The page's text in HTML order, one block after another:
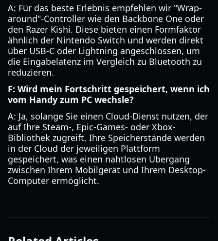
A: Für das beste Erlebnis empfehlen wir "Wrap-
around"-Controller wie den Backbone One oder
den Razer Kishi. Diese bieten einen Formfaktor
ähnlich der Nintendo Switch und werden direkt
über USB-C oder Lightning angeschlossen, um
die Eingabelatenz im Vergleich zu Bluetooth zu
reduzieren.
F: Wird mein Fortschritt gespeichert, wenn ich
vom Handy zum PC wechsle?
A: Ja, solange Sie einen Cloud-Dienst nutzen, der
auf Ihre Steam-, Epic-Games- oder Xbox-
Bibliothek zugreift. Ihre Speicherstände werden
in der Cloud der jeweiligen Plattform
gespeichert, was einen nahtlosen Übergang
zwischen Ihrem Mobilgerät und Ihrem Desktop-
Computer ermöglicht.